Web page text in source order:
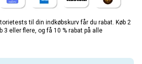
til din indkøbskurv får du rabat. Køb 2
3 eller flere, og få 10 % rabat på alle